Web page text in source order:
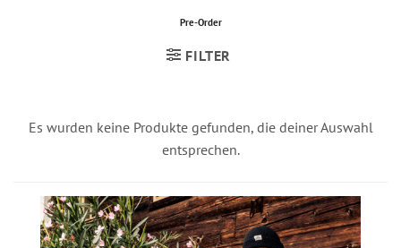
Pre-Order
FILTER
Es wurden keine Produkte gefunden, die deiner Auswahl
entsprechen.